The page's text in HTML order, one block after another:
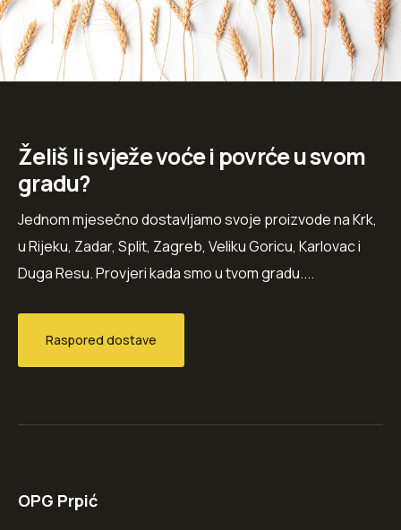
Želiš li svježe voće i povrće u svom
gradu?
Jednom mjesečno dostavljamo svoje proizvode na Krk,
u Rijeku, Zadar, Split, Zagreb, Veliku Goricu, Karlovac i
Duga Resu. Provjeri kada smo u tvom gradu....
Raspored dostave
OPG Prpić